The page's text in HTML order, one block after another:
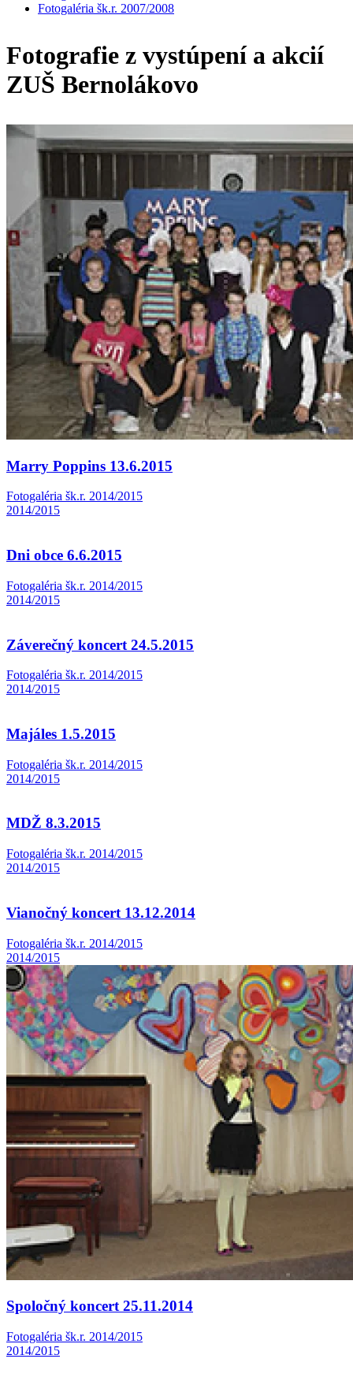
Fotogaléria šk.r. 2007/2008
Fotografie z vystúpení a akcií
ZUŠ Bernolákovo
Marry Poppins 13.6.2015
Fotogaléria šk.r. 2014/2015
2014/2015
Dni obce 6.6.2015
Fotogaléria šk.r. 2014/2015
2014/2015
Záverečný koncert 24.5.2015
Fotogaléria šk.r. 2014/2015
2014/2015
Majáles 1.5.2015
Fotogaléria šk.r. 2014/2015
2014/2015
MDŽ 8.3.2015
Fotogaléria šk.r. 2014/2015
2014/2015
Vianočný koncert 13.12.2014
Fotogaléria šk.r. 2014/2015
2014/2015
Spoločný koncert 25.11.2014
Fotogaléria šk.r. 2014/2015
2014/2015